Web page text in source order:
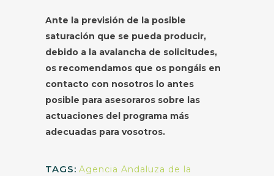
Ante la previsión de la posible
saturación que se pueda producir,
debido a la avalancha de solicitudes,
os recomendamos que os pongáis en
contacto con nosotros lo antes
posible para asesoraros sobre las
actuaciones del programa más
adecuadas para vosotros.
TAGS: Agencia Andaluza de la